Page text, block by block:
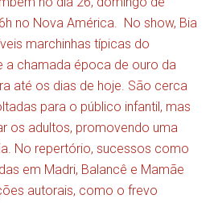
no Nova América. No show, Bia
marchinhas típicas do
a chamada época de ouro da
até os dias de hoje. São cerca
para o público infantil, mas
os adultos, promovendo uma
No repertório, sucessos como
em Madri, Balancê e Mamãe
autorais, como o frevo